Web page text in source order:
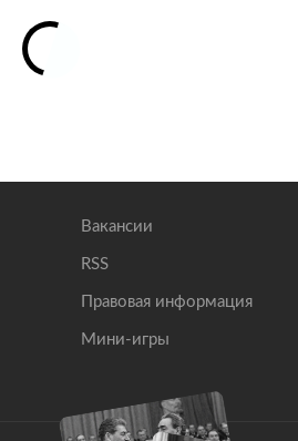
Вакансии
RSS
Правовая информация
Мини-игры